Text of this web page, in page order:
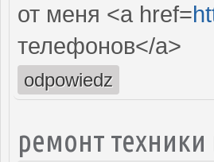
от меня <a href=
телефонов</a>
odpowiedz
ремонт техники